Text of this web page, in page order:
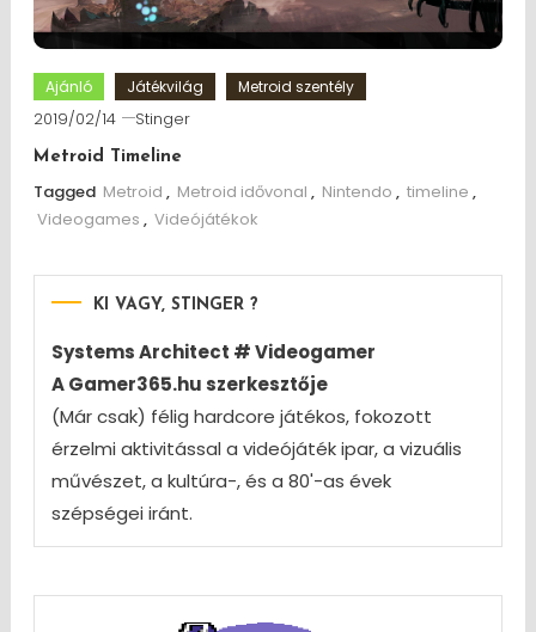
Ajánló Játékvilág Metroid szentély
2019/02/14 Stinger
Metroid Timeline
Tagged Metroid , Metroid idővonal , Nintendo , timeline ,
Videogames , Videójátékok
KI VAGY, STINGER ?
Systems Architect # Videogamer
A Gamer365.hu szerkesztője
(Már csak) félig hardcore játékos, fokozott
érzelmi aktivitással a videójáték ipar, a vizuális
művészet, a kultúra-, és a 80'-as évek
szépségei iránt.